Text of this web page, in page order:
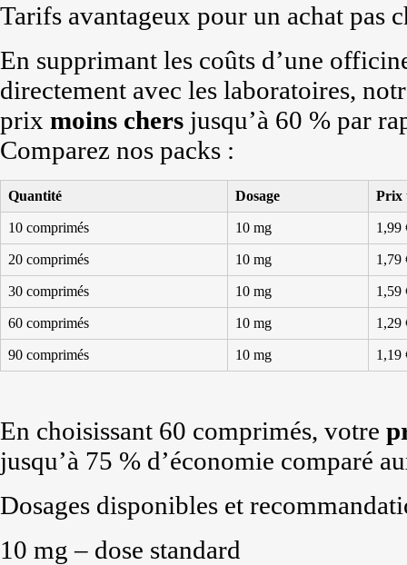
Tarifs avantageux pour un achat pas
En supprimant les coûts d’une
directement avec les laboratoires,
prix moins chers jusqu’à 60 % par
Comparez nos packs :
Quantité Dosage Prix
10 comprimés 10 mg 1,99
20 comprimés 10 mg 1,79
30 comprimés 10 mg 1,59
60 comprimés 10 mg 1,29
90 comprimés 10 mg 1,19
En choisissant 60 comprimés, votre
jusqu’à 75 % d’économie comparé
Dosages disponibles et
10 mg – dose standard